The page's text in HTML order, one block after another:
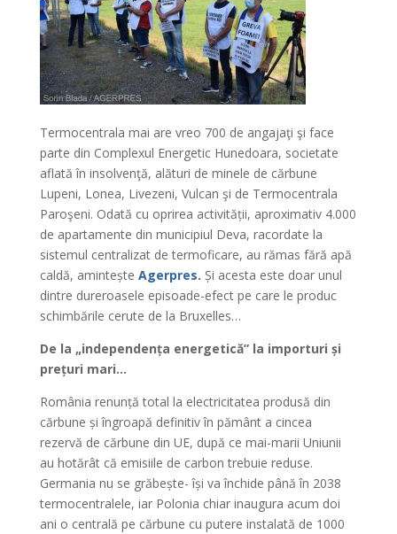
Termocentrala mai are vreo 700 de angajaţi şi face
parte din Complexul Energetic Hunedoara, societate
aflată în insolvenţă, alături de minele de cărbune
Lupeni, Lonea, Livezeni, Vulcan şi de Termocentrala
Paroşeni. Odată cu oprirea activității, aproximativ 4.000
de apartamente din municipiul Deva, racordate la
sistemul centralizat de termoficare, au rămas fără apă
caldă, amintește Agerpres. Și acesta este doar unul
dintre dureroasele episoade-efect pe care le produc
schimbările cerute de la Bruxelles…
De la „independența energetică” la importuri și
prețuri mari…
România renunță total la electricitatea produsă din
cărbune și îngroapă definitiv în pământ a cincea
rezervă de cărbune din UE, după ce mai-marii Uniunii
au hotărât că emisiile de carbon trebuie reduse.
Germania nu se grăbește- își va închide până în 2038
termocentralele, iar Polonia chiar inaugura acum doi
ani o centrală pe cărbune cu putere instalată de 1000